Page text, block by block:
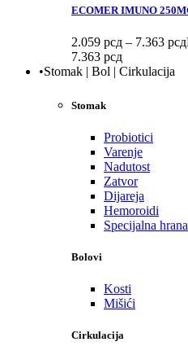
ECOMER IMUNO
2.059 рсд – 7.363 рсд
7.363 рсд
•Stomak | Bol | Cirkulacija
Stomak
Probiotici
Varenje
Nadutost
Zatvor
Dijareja
Hemoroidi
Specijalna hrana
Bolovi
Kosti
Mišići
Cirkulacija